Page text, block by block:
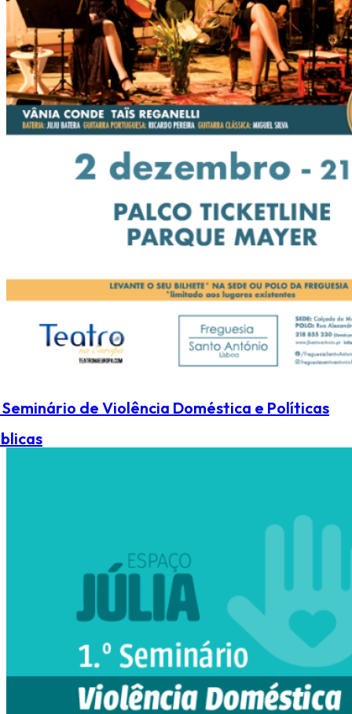
Seminário de Violência Doméstica e Políticas